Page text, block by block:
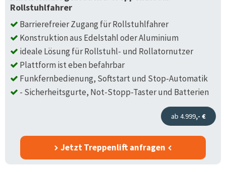
Rollstuhlfahrer
Barrierefreier Zugang für Rollstuhlfahrer
Konstruktion aus Edelstahl oder Aluminium
ideale Lösung für Rollstuhl- und Rollatornutzer
Plattform ist eben befahrbar
Funkfernbedienung, Softstart und Stop-Automatik
- Sicherheitsgurte, Not-Stopp-Taster und Batterien
ab 4.999,- €
Jetzt Treppenlift anfragen